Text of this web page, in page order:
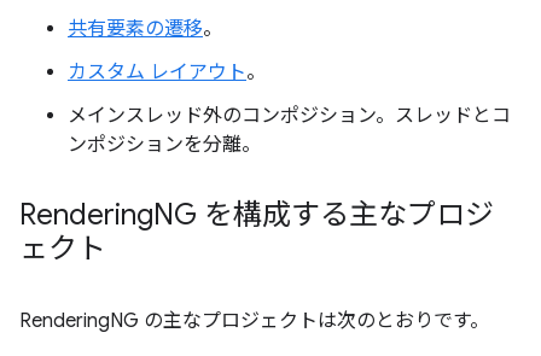
共有要素の遷移。
カスタム レイアウト。
メインスレッド外のコンポジション。スレッドとコ
ンポジションを分離。
RenderingNG を構成する主なプロジ
ェクト
RenderingNG の主なプロジェクトは次のとおりです。